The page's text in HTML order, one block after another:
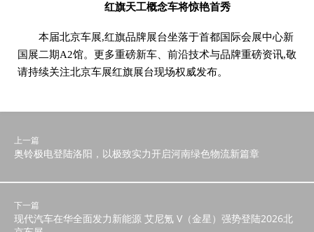
红旗天工概念车将惊艳首秀
本届北京车展,红旗品牌展台坐落于首都国际会展中心新
国展二期A2馆。更多重磅新车、前沿技术与品牌重磅资讯,敬
请持续关注北京车展红旗展台现场权威发布。
上一篇
奥铃极电登陆洛阳，以极致实力开启河南绿色物流新篇章
下一篇
现代汽车在华全面发力新能源 艾尼氪 V（金星）强势登陆2026北